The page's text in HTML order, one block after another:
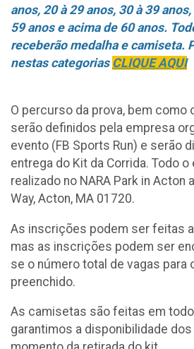
anos, 20 à 29 anos, 30 à 39
59 anos e acima de 60 anos.
receberão medalha e camiseta.
nestas categorias CLIQUE AQUI
O percurso da prova, bem como
serão definidos pela empresa
evento (FB Sports Run) e serão
entrega do Kit da Corrida. Todo
realizado no NARA Park in Acton
Way, Acton, MA 01720.
As inscrições podem ser feitas
mas as inscrições podem ser
se o número total de vagas para
preenchido.
As camisetas são feitas em
garantimos a disponibilidade